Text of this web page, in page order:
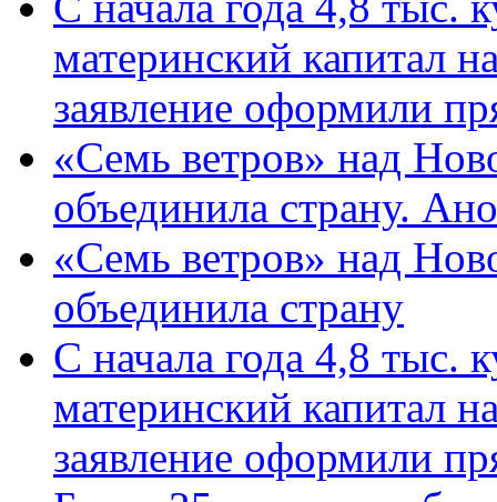
материнский капитал
заявление оформили
«Семь ветров» над
объединила страну.
«Семь ветров» над
объединила страну
С начала года 4,8 тыс.
материнский капитал
заявление оформили